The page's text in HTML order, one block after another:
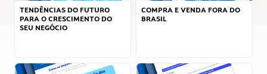
TENDÊNCIAS DO FUTURO
PARA O CRESCIMENTO DO
SEU NEGÓCIO
COMPRA E VENDA FORA DO
BRASIL